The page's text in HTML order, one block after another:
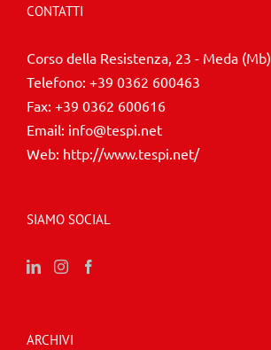
CONTATTI
Corso della Resistenza, 23 - Meda (Mb)
Telefono: +39 0362 600463
Fax: +39 0362 600616
Email: info@tespi.net
Web: http://www.tespi.net/
SIAMO SOCIAL
ARCHIVI